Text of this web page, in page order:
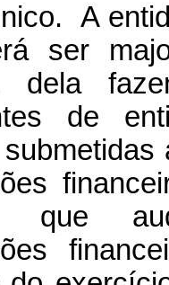
A
ser
dela
de
que